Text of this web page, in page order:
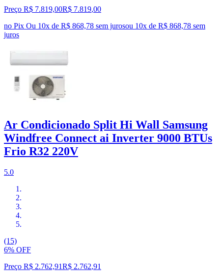
Preço R$ 7.819,00R$ 7.819,00
no Pix Ou 10x de R$ 868,78 sem jurosou 10x de R$ 868,78 sem
juros
Ar Condicionado Split Hi Wall Samsung
Windfree Connect ai Inverter 9000 BTUs
Frio R32 220V
5.0
(15)
6% OFF
Preço R$ 2.762,91R$ 2.762,91